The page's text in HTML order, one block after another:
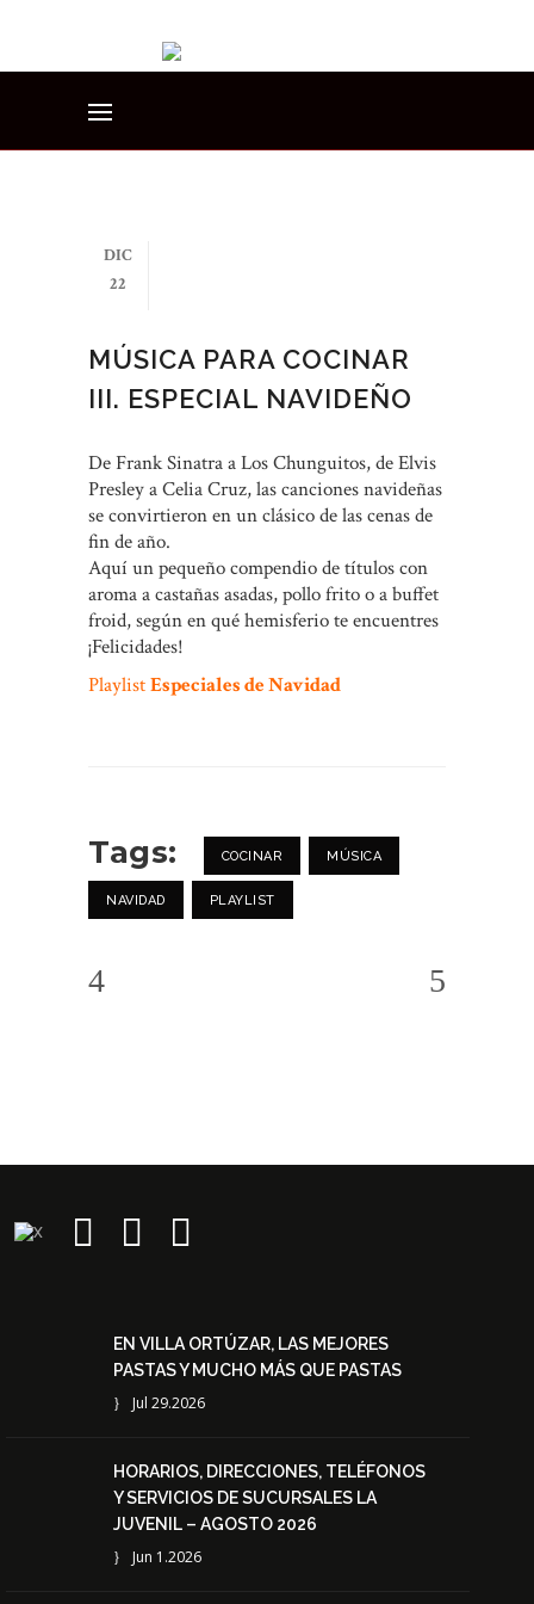
DIC
22
MÚSICA PARA COCINAR
III. ESPECIAL NAVIDEÑO
De Frank Sinatra a Los Chunguitos, de Elvis
Presley a Celia Cruz, las canciones navideñas
se convirtieron en un clásico de las cenas de
fin de año.
Aquí un pequeño compendio de títulos con
aroma a castañas asadas, pollo frito o a buffet
froid, según en qué hemisferio te encuentres
¡Felicidades!
PlaylistEspeciales de Navidad
Tags: COCINAR MÚSICA
NAVIDAD PLAYLIST
EN VILLA ORTÚZAR, LAS MEJORES
PASTAS Y MUCHO MÁS QUE PASTAS
Jul 29.2026
HORARIOS, DIRECCIONES, TELÉFONOS
Y SERVICIOS DE SUCURSALES LA
JUVENIL – AGOSTO 2026
Jun 1.2026